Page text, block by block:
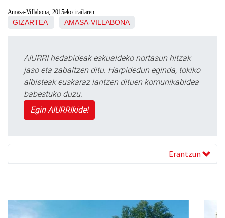
Amasa-Villabona, 2015eko irailaren.
GIZARTEA AMASA-VILLABONA
AIURRI hedabideak eskualdeko nortasun hitzak
jaso eta zabaltzen ditu. Harpidedun eginda, tokiko
albisteak euskaraz lantzen dituen komunikabidea
babestuko duzu.
Egin AIURRIkide!
Erantzun